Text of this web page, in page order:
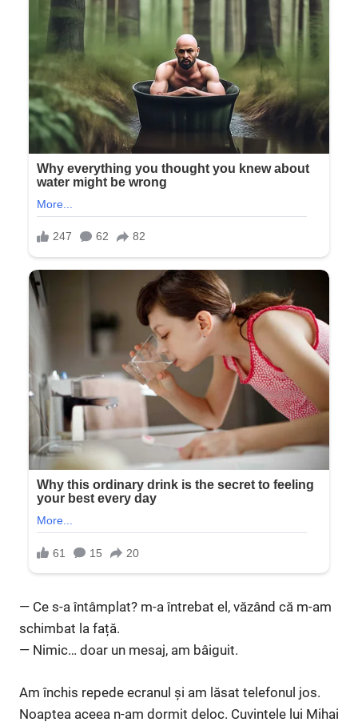
— Ce s-a întâmplat? m-a întrebat el, văzând că m-am
schimbat la față.
— Nimic… doar un mesaj, am bâiguit.
Am închis repede ecranul și am lăsat telefonul jos.
Noaptea aceea n-am dormit deloc. Cuvintele lui Mihai